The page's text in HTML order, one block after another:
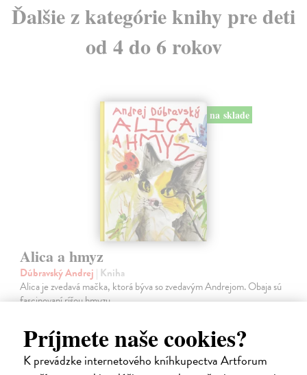
Príjmete naše cookies?
K prevádzke internetového kníhkupectva Artforum
Ďalšie z kategórie knihy pre deti
od 4 do 6 rokov
na sklade
Alica a hmyz
Dúbravský Andrej | Kniha
Alica je zvedavá mačka, ktorá býva so zvedavým Andrejom. Obaja sú
fascinovaní ríšou hmyzu.
28,03 €
28,90 € ?